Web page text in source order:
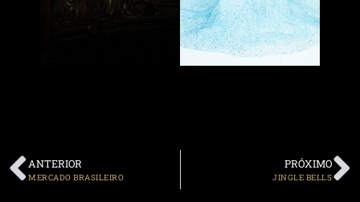
ANTERIOR
MERCADO BRASILEIRO
PRÓXIMO
JINGLE BELLS